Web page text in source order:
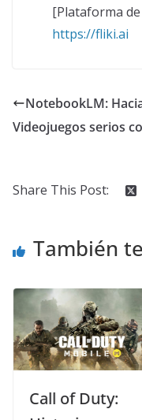
[Plataforma
https://fliki.ai
NotebookLM:
Videojuegos serios
Share This Post:
También
of Duty: